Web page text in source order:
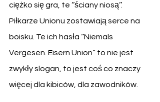
ciężko się gra, te ‘’ściany niosą’’.
Piłkarze Unionu zostawiają serce na
boisku. Te ich hasła ‘’Niemals
Vergesen. Eisern Union“ to nie jest
zwykły slogan, to jest coś co znaczy
więcej dla kibiców, dla zawodników.